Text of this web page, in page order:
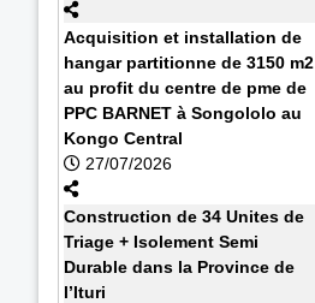
Acquisition et installation de
hangar partitionne de 3150 m2
au profit du centre de pme de
PPC BARNET à Songololo au
Kongo Central
27/07/2026
Construction de 34 Unites de
Triage + Isolement Semi
Durable dans la Province de
l’Ituri